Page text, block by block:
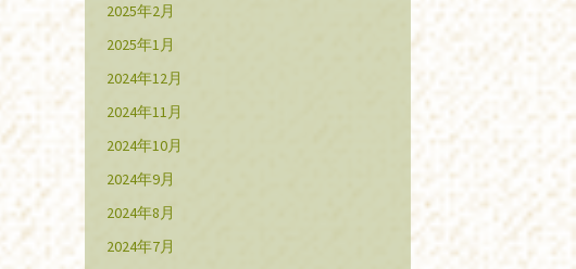
2025年2月
2025年1月
2024年12月
2024年11月
2024年10月
2024年9月
2024年8月
2024年7月